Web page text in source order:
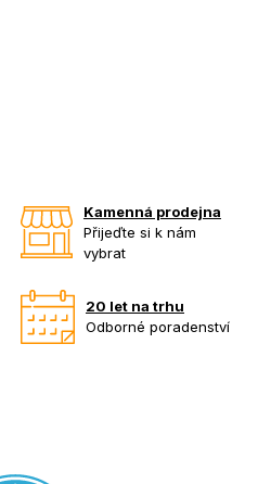
Kamenná prodejna
Přijeďte si k nám
vybrat
20 let na trhu
Odborné poradenství